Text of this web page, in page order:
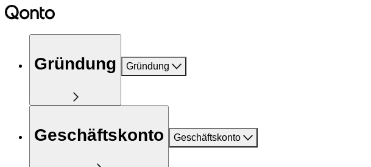
Gründung Gründung
Geschäftskonto Geschäftskonto